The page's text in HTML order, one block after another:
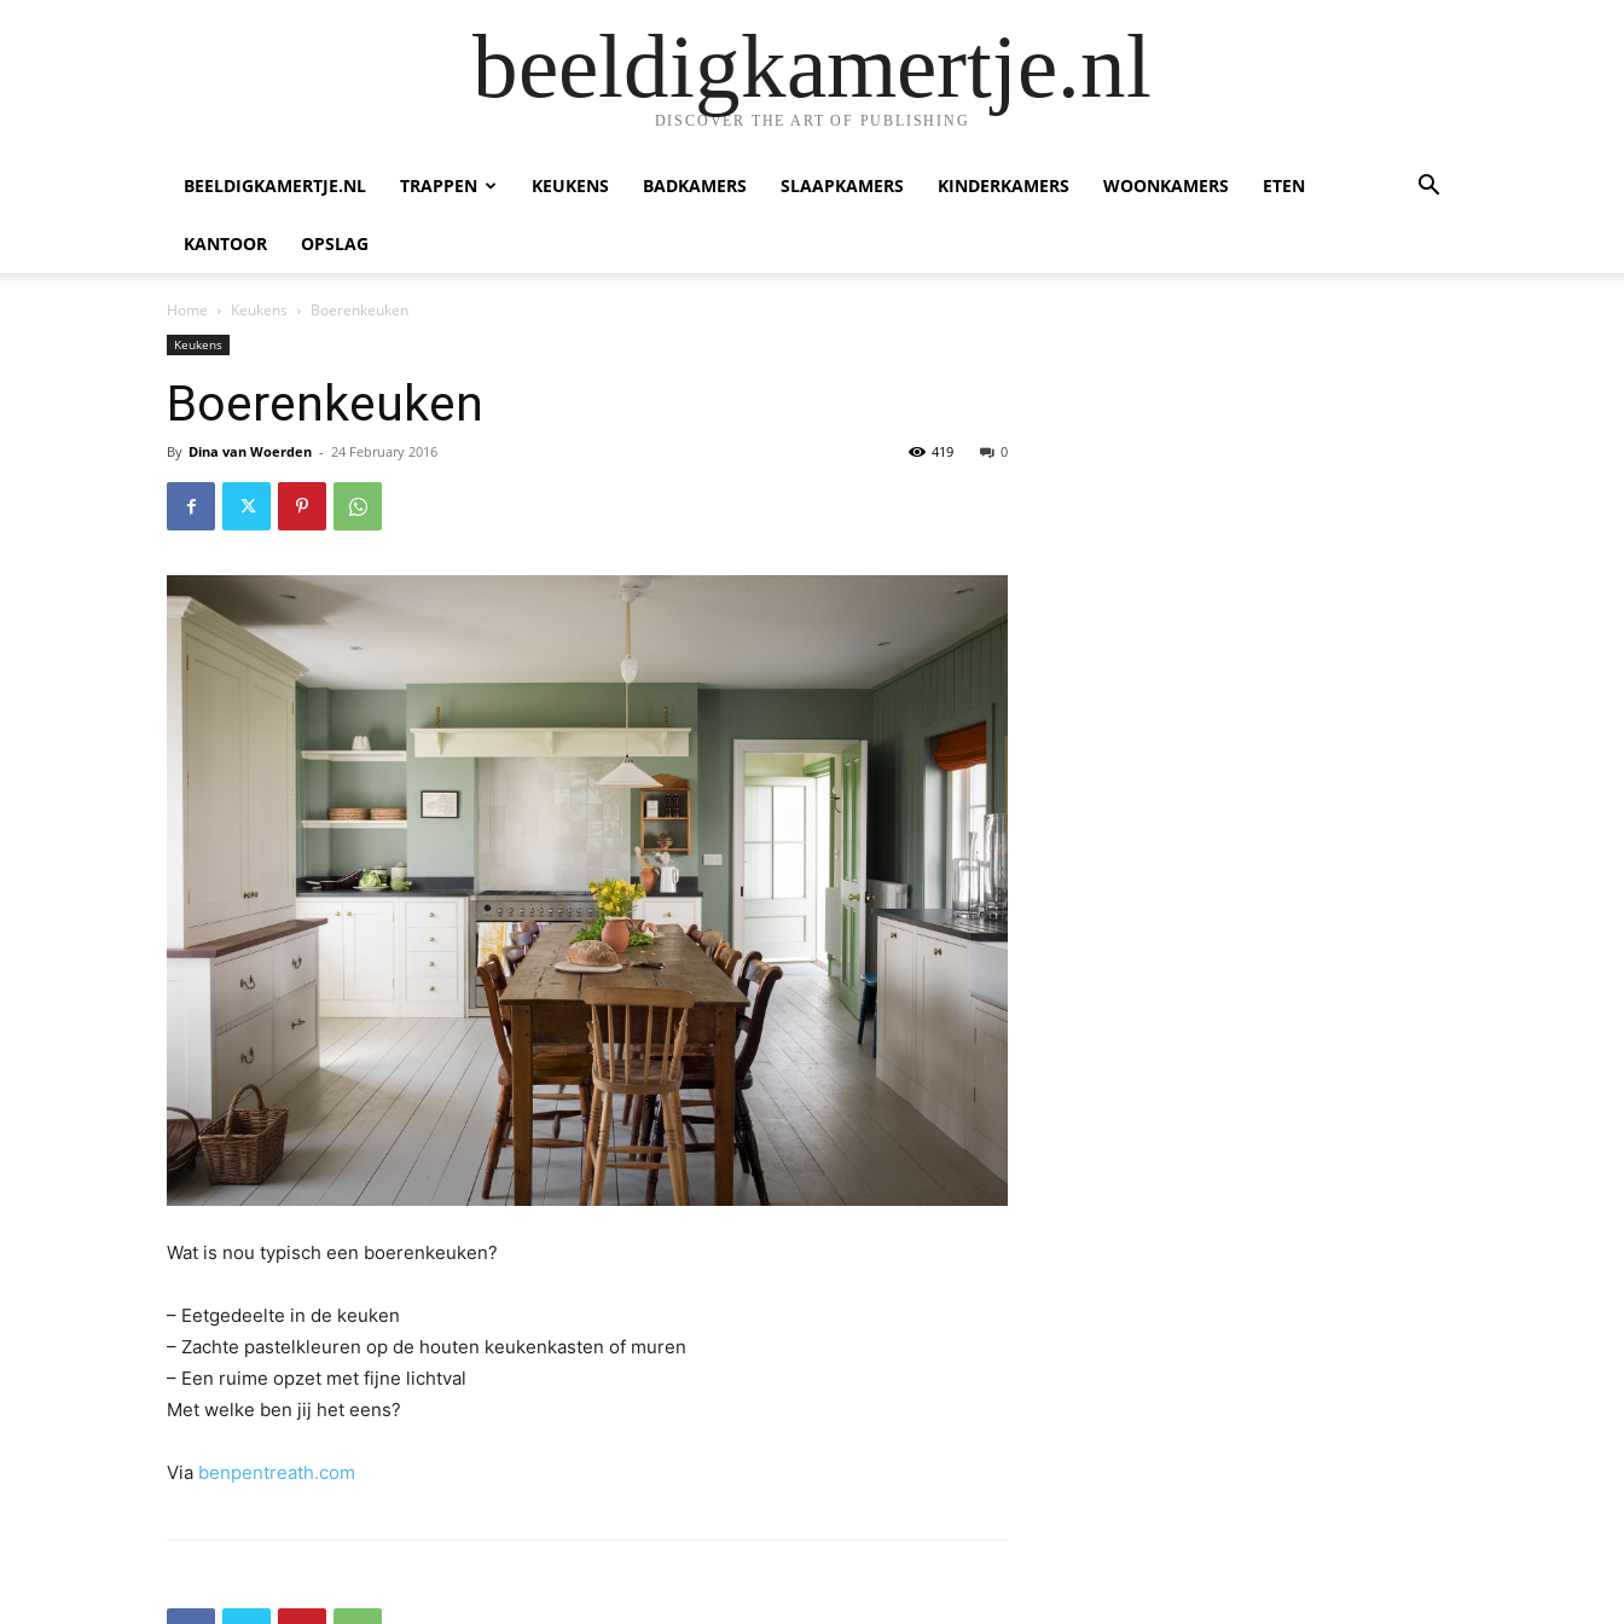
beeldigkamertje.nl
DISCOVER THE ART OF PUBLISHING
BEELDIGKAMERTJE.NL TRAPPEN KEUKENS BADKAMERS SLAAPKAMERS KINDERKAMERS WOONKAMERS ETEN
KANTOOR OPSLAG
Home Keukens Boerenkeuken
Keukens
Boerenkeuken
By Dina van Woerden - 24 February 2016 0
419
Wat is nou typisch een boerenkeuken?
– Eetgedeelte in de keuken
– Zachte pastelkleuren op de houten keukenkasten of muren
– Een ruime opzet met fijne lichtval
Met welke ben jij het eens?
Via benpentreath.com